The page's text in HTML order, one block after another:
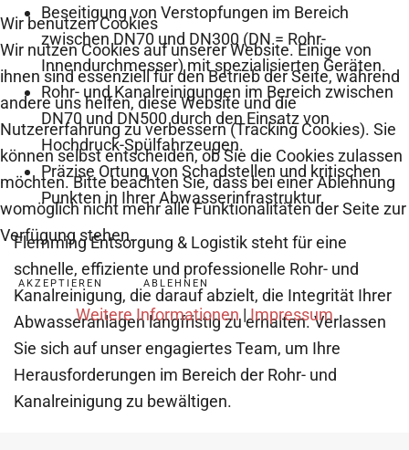
Beseitigung von Verstopfungen im Bereich
zwischen DN70 und DN300 (DN = Rohr-
Innendurchmesser) mit spezialisierten Geräten.
Rohr- und Kanalreinigungen im Bereich zwischen
DN70 und DN500 durch den Einsatz von
Hochdruck-Spülfahrzeugen.
Präzise Ortung von Schadstellen und kritischen
Punkten in Ihrer Abwasserinfrastruktur.
Flemming Entsorgung & Logistik steht für eine
schnelle, effiziente und professionelle Rohr- und
Kanalreinigung, die darauf abzielt, die Integrität Ihrer
Abwasseranlagen langfristig zu erhalten. Verlassen
Sie sich auf unser engagiertes Team, um Ihre
Herausforderungen im Bereich der Rohr- und
Kanalreinigung zu bewältigen.
Wir benutzen Cookies
Wir nutzen Cookies auf unserer Website. Einige von
ihnen sind essenziell für den Betrieb der Seite, während
andere uns helfen, diese Website und die
Nutzererfahrung zu verbessern (Tracking Cookies). Sie
können selbst entscheiden, ob Sie die Cookies zulassen
möchten. Bitte beachten Sie, dass bei einer Ablehnung
womöglich nicht mehr alle Funktionalitäten der Seite zur
Verfügung stehen.
AKZEPTIEREN ABLEHNEN
Weitere Informationen|Impressum